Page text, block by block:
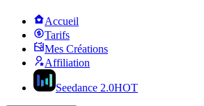
Accueil
Tarifs
Mes Créations
Affiliation
Seedance 2.0HOT